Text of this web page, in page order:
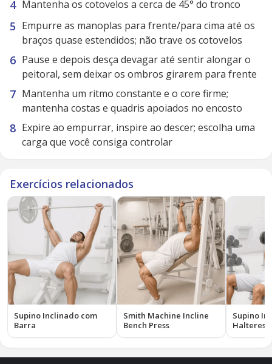
Mantenha os cotovelos a cerca de 45° do tronco
Empurre as manoplas para frente/para cima até os
braços quase estendidos; não trave os cotovelos
Pause e depois desça devagar até sentir alongar o
peitoral, sem deixar os ombros girarem para frente
Mantenha um ritmo constante e o core firme;
mantenha costas e quadris apoiados no encosto
Expire ao empurrar, inspire ao descer; escolha uma
carga que você consiga controlar
Exercícios relacionados
Supino Inclinado com
Barra
Smith Machine Incline
Bench Press
Supino
Halteres